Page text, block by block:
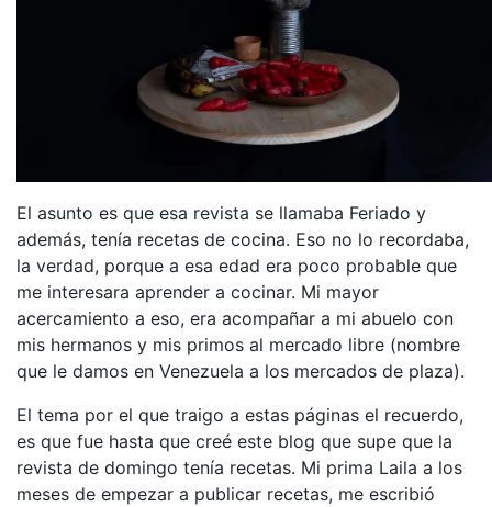
El asunto es que esa revista se llamaba Feriado y
además, tenía recetas de cocina. Eso no lo recordaba,
la verdad, porque a esa edad era poco probable que
me interesara aprender a cocinar. Mi mayor
acercamiento a eso, era acompañar a mi abuelo con
mis hermanos y mis primos al mercado libre (nombre
que le damos en Venezuela a los mercados de plaza).
El tema por el que traigo a estas páginas el recuerdo,
es que fue hasta que creé este blog que supe que la
revista de domingo tenía recetas. Mi prima Laila a los
meses de empezar a publicar recetas, me escribió